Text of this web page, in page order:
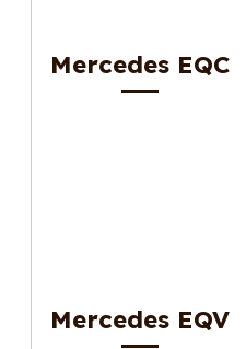
Mercedes EQC
Mercedes EQV